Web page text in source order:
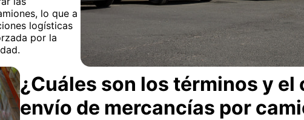
lo que a
logísticas
por la
¿Cuáles son los términos y el
envío de mercancías por